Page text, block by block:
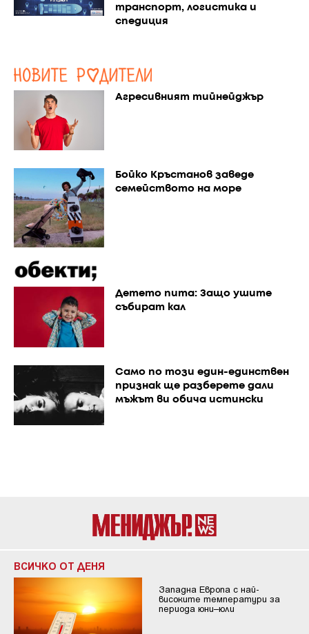
транспорт, логистика и
спедиция
Агресивният тийнейджър
Бойко Кръстанов заведе
семейството на море
Детето пита: Защо ушите
събират кал
Само по този един-единствен
признак ще разберете дали
мъжът ви обича истински
ВСИЧКО ОТ ДЕНЯ
Западна Европа с най-
високите температури за
периода юни–юли